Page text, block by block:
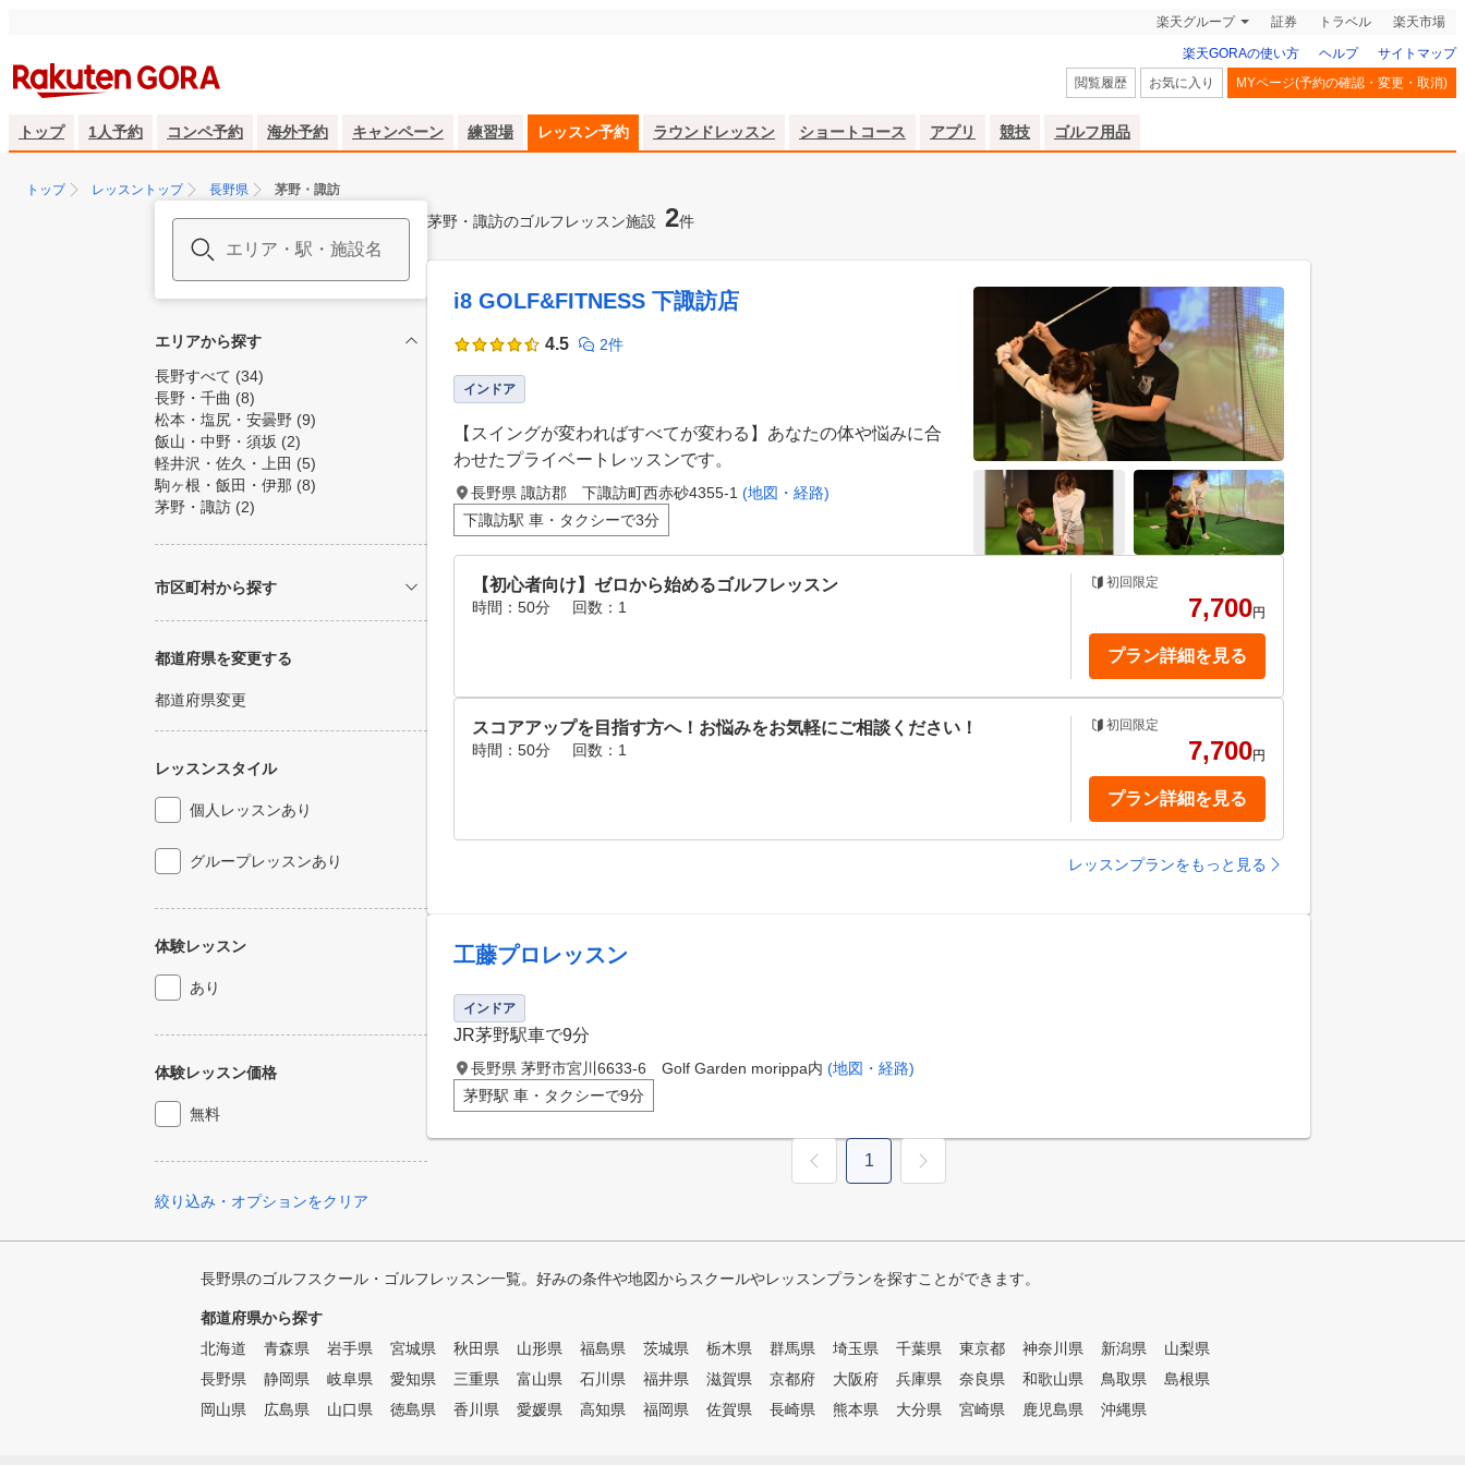
楽天グループ 証券 トラベル 楽天市場
楽天GORAの使い方 ヘルプ
サイトマップ
閲覧履歴
お気に入り MYページ(予約の確認・変更・取消)
トップ 1人予約 コンペ予約 海外予約 キャンペーン 練習場 レッスン予約 ラウンドレッスン ショートコース アプリ 競技 ゴルフ用品
トップ レッスントップ 長野県 茅野・諏訪
エリアから探す
長野すべて (34)
長野・千曲 (8)
松本・塩尻・安曇野 (9)
飯山・中野・須坂 (2)
軽井沢・佐久・上田 (5)
駒ヶ根・飯田・伊那 (8)
茅野・諏訪 (2)
市区町村から探す
都道府県を変更する
都道府県変更
レッスンスタイル
個人レッスンあり
グループレッスンあり
体験レッスン
あり
体験レッスン価格
無料
絞り込み・オプションをクリア
茅野・諏訪のゴルフレッスン施設 2件
i8 GOLF&FITNESS 下諏訪店
4.5 2件
インドア
【スイングが変わればすべてが変わる】あなたの体や悩みに合
わせたプライベートレッスンです。
長野県 諏訪郡 下諏訪町西赤砂4355-1 (地図・経路)
下諏訪駅 車・タクシーで3分
【初心者向け】ゼロから始めるゴルフレッスン
時間：50分 回数：1
初回限定
7,700円
プラン詳細を見る
スコアアップを目指す方へ！お悩みをお気軽にご相談ください！
時間：50分 回数：1
初回限定
7,700円
プラン詳細を見る
レッスンプランをもっと見る
工藤プロレッスン
インドア
JR茅野駅車で9分
長野県 茅野市宮川6633-6 Golf Garden morippa内 (地図・経路)
茅野駅 車・タクシーで9分
1
長野県のゴルフスクール・ゴルフレッスン一覧。好みの条件や地図からスクールやレッスンプランを探すことができます。
都道府県から探す
北海道
青森県 岩手県 宮城県 秋田県 山形県 福島県 茨城県 栃木県 群馬県 埼玉県 千葉県 東京都 神奈川県 新潟県
山梨県
長野県
静岡県 岐阜県 愛知県 三重県 富山県 石川県 福井県 滋賀県 京都府 大阪府 兵庫県 奈良県 和歌山県 鳥取県
島根県
岡山県
広島県 山口県 徳島県 香川県 愛媛県 高知県 福岡県 佐賀県 長崎県 熊本県 大分県 宮崎県 鹿児島県 沖縄県